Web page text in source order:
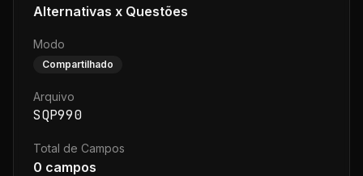
Alternativas x Questões
Modo
Compartilhado
Arquivo
SQP990
Total de Campos
0 campos